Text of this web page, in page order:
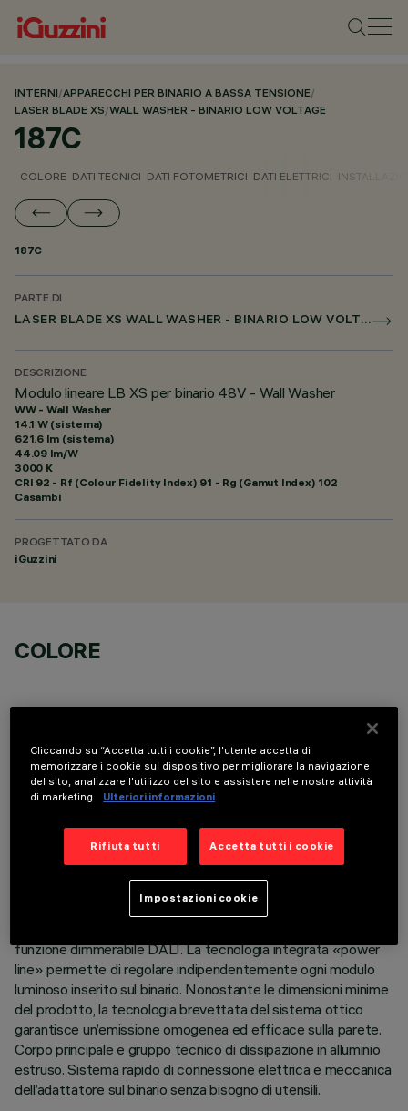
INTERNI/APPARECCHI PER BINARIO A BASSA TENSIONE/
LASER BLADE XS/WALL WASHER - BINARIO LOW VOLTAGE
187C
COLORE DATI TECNICI DATI FOTOMETRICI DATI ELETTRICI
187C
PARTE DI
LASER BLADE XS WALL WASHER - BINARIO LOW VOLTAGE
DESCRIZIONE
Modulo lineare LB XS per binario 48V - Wall Washer
WW - Wall Washer
14.1 W (sistema)
621.6 lm (sistema)
44.09 lm/W
3000 K
CRI 92 - Rf (Colour Fidelity Index) 91 - Rg (Gamut Index) 102
Casambi
PROGETTATO DA
iGuzzini
COLORE
DATI TECNICI
installazione su binario a bassa tensione 48V. L’adattatore in
funzione dimmerabile DALI. La tecnologia integrata «power
line» permette di regolare indipendentemente ogni modulo
luminoso inserito sul binario. Nonostante le dimensioni minime
del prodotto, la tecnologia brevettata del sistema ottico
garantisce un’emissione omogenea ed efficace sulla parete.
Corpo principale e gruppo tecnico di dissipazione in alluminio
estruso. Sistema rapido di connessione elettrica e meccanica
dell’adattatore sul binario senza bisogno di utensili.
Cliccando su “Accetta tutti i cookie”, l'utente accetta di
memorizzare i cookie sul dispositivo per migliorare la navigazione
del sito, analizzare l'utilizzo del sito e assistere nelle nostre attività
di marketing.
Ulteriori informazioni
Rifiuta tutti Accetta tutti i cookie
Impostazioni cookie